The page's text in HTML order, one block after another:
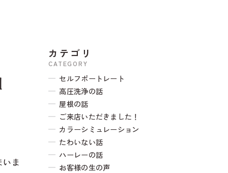
ま
カテゴリ
CATEGORY
セルフポートレート
高圧洗浄の話
屋根の話
ご来店いただきました！
カラーシミュレーション
たわいない話
ハーレーの話
お客様の生の声